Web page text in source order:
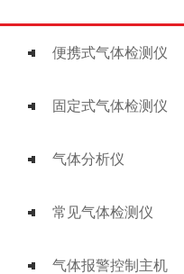
便携式气体检测仪
固定式气体检测仪
气体分析仪
常见气体检测仪
气体报警控制主机